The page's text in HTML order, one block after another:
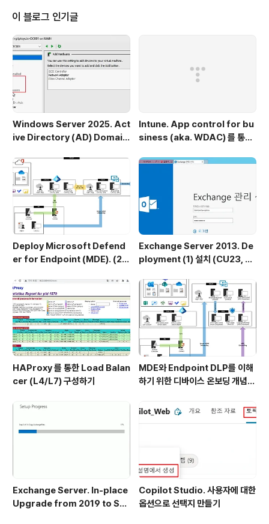
$VHDLocation = "C:\Hyper-V\Virtual Hard Disks"
$VHDFileName = "$VMName.vhdx" $VHDPath
= "$VHDLocation\$VHDFileName" $VMProcess
orCount = 2 $VMMemo..
이 블로그 인기글
Windows Server 2025. Act
ive Directory (AD) Domain
Intune. App control for bu
siness (aka. WDAC) 를 통한
Deploy Microsoft Defend
er for Endpoint (MDE). (2) I
ws Client OS)
Exchange Server 2013. De
ployment (1) 설치 (CU23, N
HAProxy 를 통한 Load Balan
cer (L4/L7) 구성하기
MDE와 Endpoint DLP를 이해
하기 위한 디바이스 온보딩 개념
Exchange Server. In-place
Upgrade from 2019 to Su
Copilot Studio. 사용자에 대한
옵션으로 선택지 만들기